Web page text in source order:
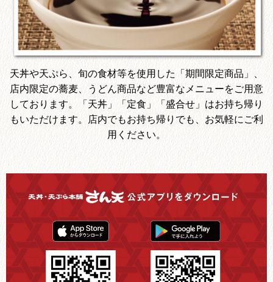
天丼や天ぷら、旬の食材等を使用した「期間限定商品」、
店内限定の蕎麦、うどん商品など豊富なメニューをご用意
しております。「天丼」「定食」「盛合せ」はお持ち帰り
もいただけます。店内でもお持ち帰りでも、お気軽にご利
用ください。